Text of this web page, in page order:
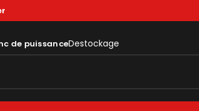
de puissanceDestockage